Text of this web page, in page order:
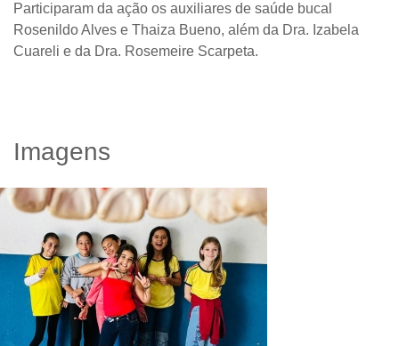
Participaram da ação os auxiliares de saúde bucal
Rosenildo Alves e Thaiza Bueno, além da Dra. Izabela
Cuareli e da Dra. Rosemeire Scarpeta.
Imagens